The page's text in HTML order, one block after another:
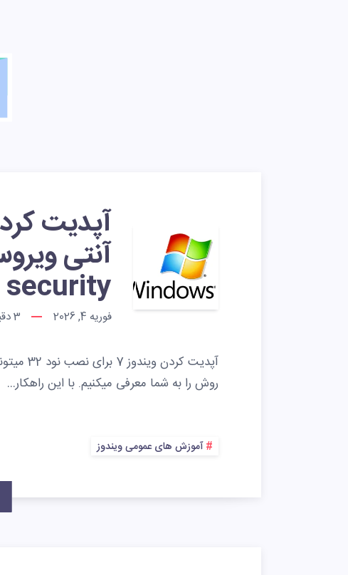
فوریه 4, 2026 3
آپدیت
روش را به شما معرفی میکنیم. با این راهکار…
آموزش های عمومی ویندوز